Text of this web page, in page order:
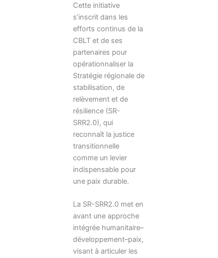
Cette initiative
s’inscrit dans les
efforts continus de la
CBLT et de ses
partenaires pour
opérationnaliser la
Stratégie régionale de
stabilisation, de
relèvement et de
résilience (SR-
SRR2.0), qui
reconnaît la justice
transitionnelle
comme un levier
indispensable pour
une paix durable.
La SR-SRR2.0 met en
avant une approche
intégrée humanitaire–
développement–paix,
visant à articuler les